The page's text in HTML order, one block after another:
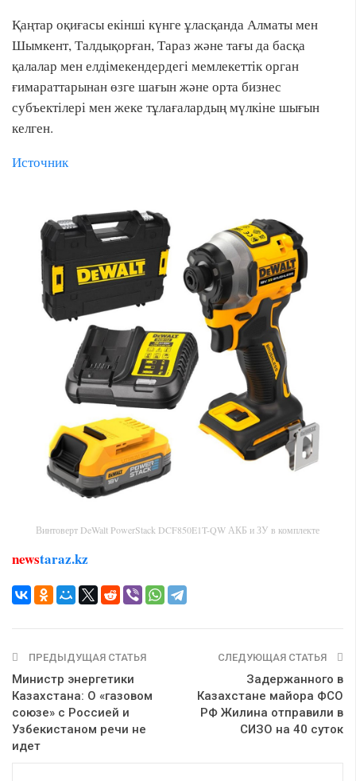
Қаңтар оқиғасы екінші күнге ұласқанда Алматы мен
Шымкент, Талдықорған, Тараз және тағы да басқа
қалалар мен елдімекендердегі мемлекеттік орган
ғимараттарынан өзге шағын және орта бизнес
субъектілері мен жеке тұлағалардың мүлкіне шығын
келген.
Источник
Винтоверт DeWalt PowerStack DCF850E1T-QW АКБ и ЗУ в комплекте
newstaraz.kz
ПРЕДЫДУЩАЯ СТАТЬЯ
Министр энергетики
Казахстана: О «газовом
союзе» с Россией и
Узбекистаном речи не
идет
СЛЕДУЮЩАЯ СТАТЬЯ
Задержанного в
Казахстане майора ФСО
РФ Жилина отправили в
СИЗО на 40 суток